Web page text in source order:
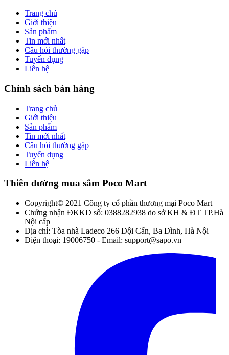
Trang chủ
Giới thiệu
Sản phẩm
Tin mới nhất
Câu hỏi thường gặp
Tuyển dụng
Liên hệ
Chính sách bán hàng
Trang chủ
Giới thiệu
Sản phẩm
Tin mới nhất
Câu hỏi thường gặp
Tuyển dụng
Liên hệ
Thiên đường mua sắm Poco Mart
Copyright© 2021 Công ty cổ phần thương mại Poco Mart
Chứng nhận ĐKKD số: 0388282938 do sở KH & ĐT TP.Hà
Nội cấp
Địa chỉ: Tòa nhà Ladeco 266 Đội Cấn, Ba Đình, Hà Nội
Điện thoại: 19006750 - Email: support@sapo.vn